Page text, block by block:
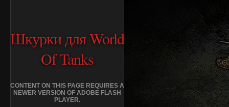
Шкурки для World
Of Tanks
CONTENT ON THIS PAGE REQUIRES A
NEWER VERSION OF ADOBE FLASH
PLAYER.